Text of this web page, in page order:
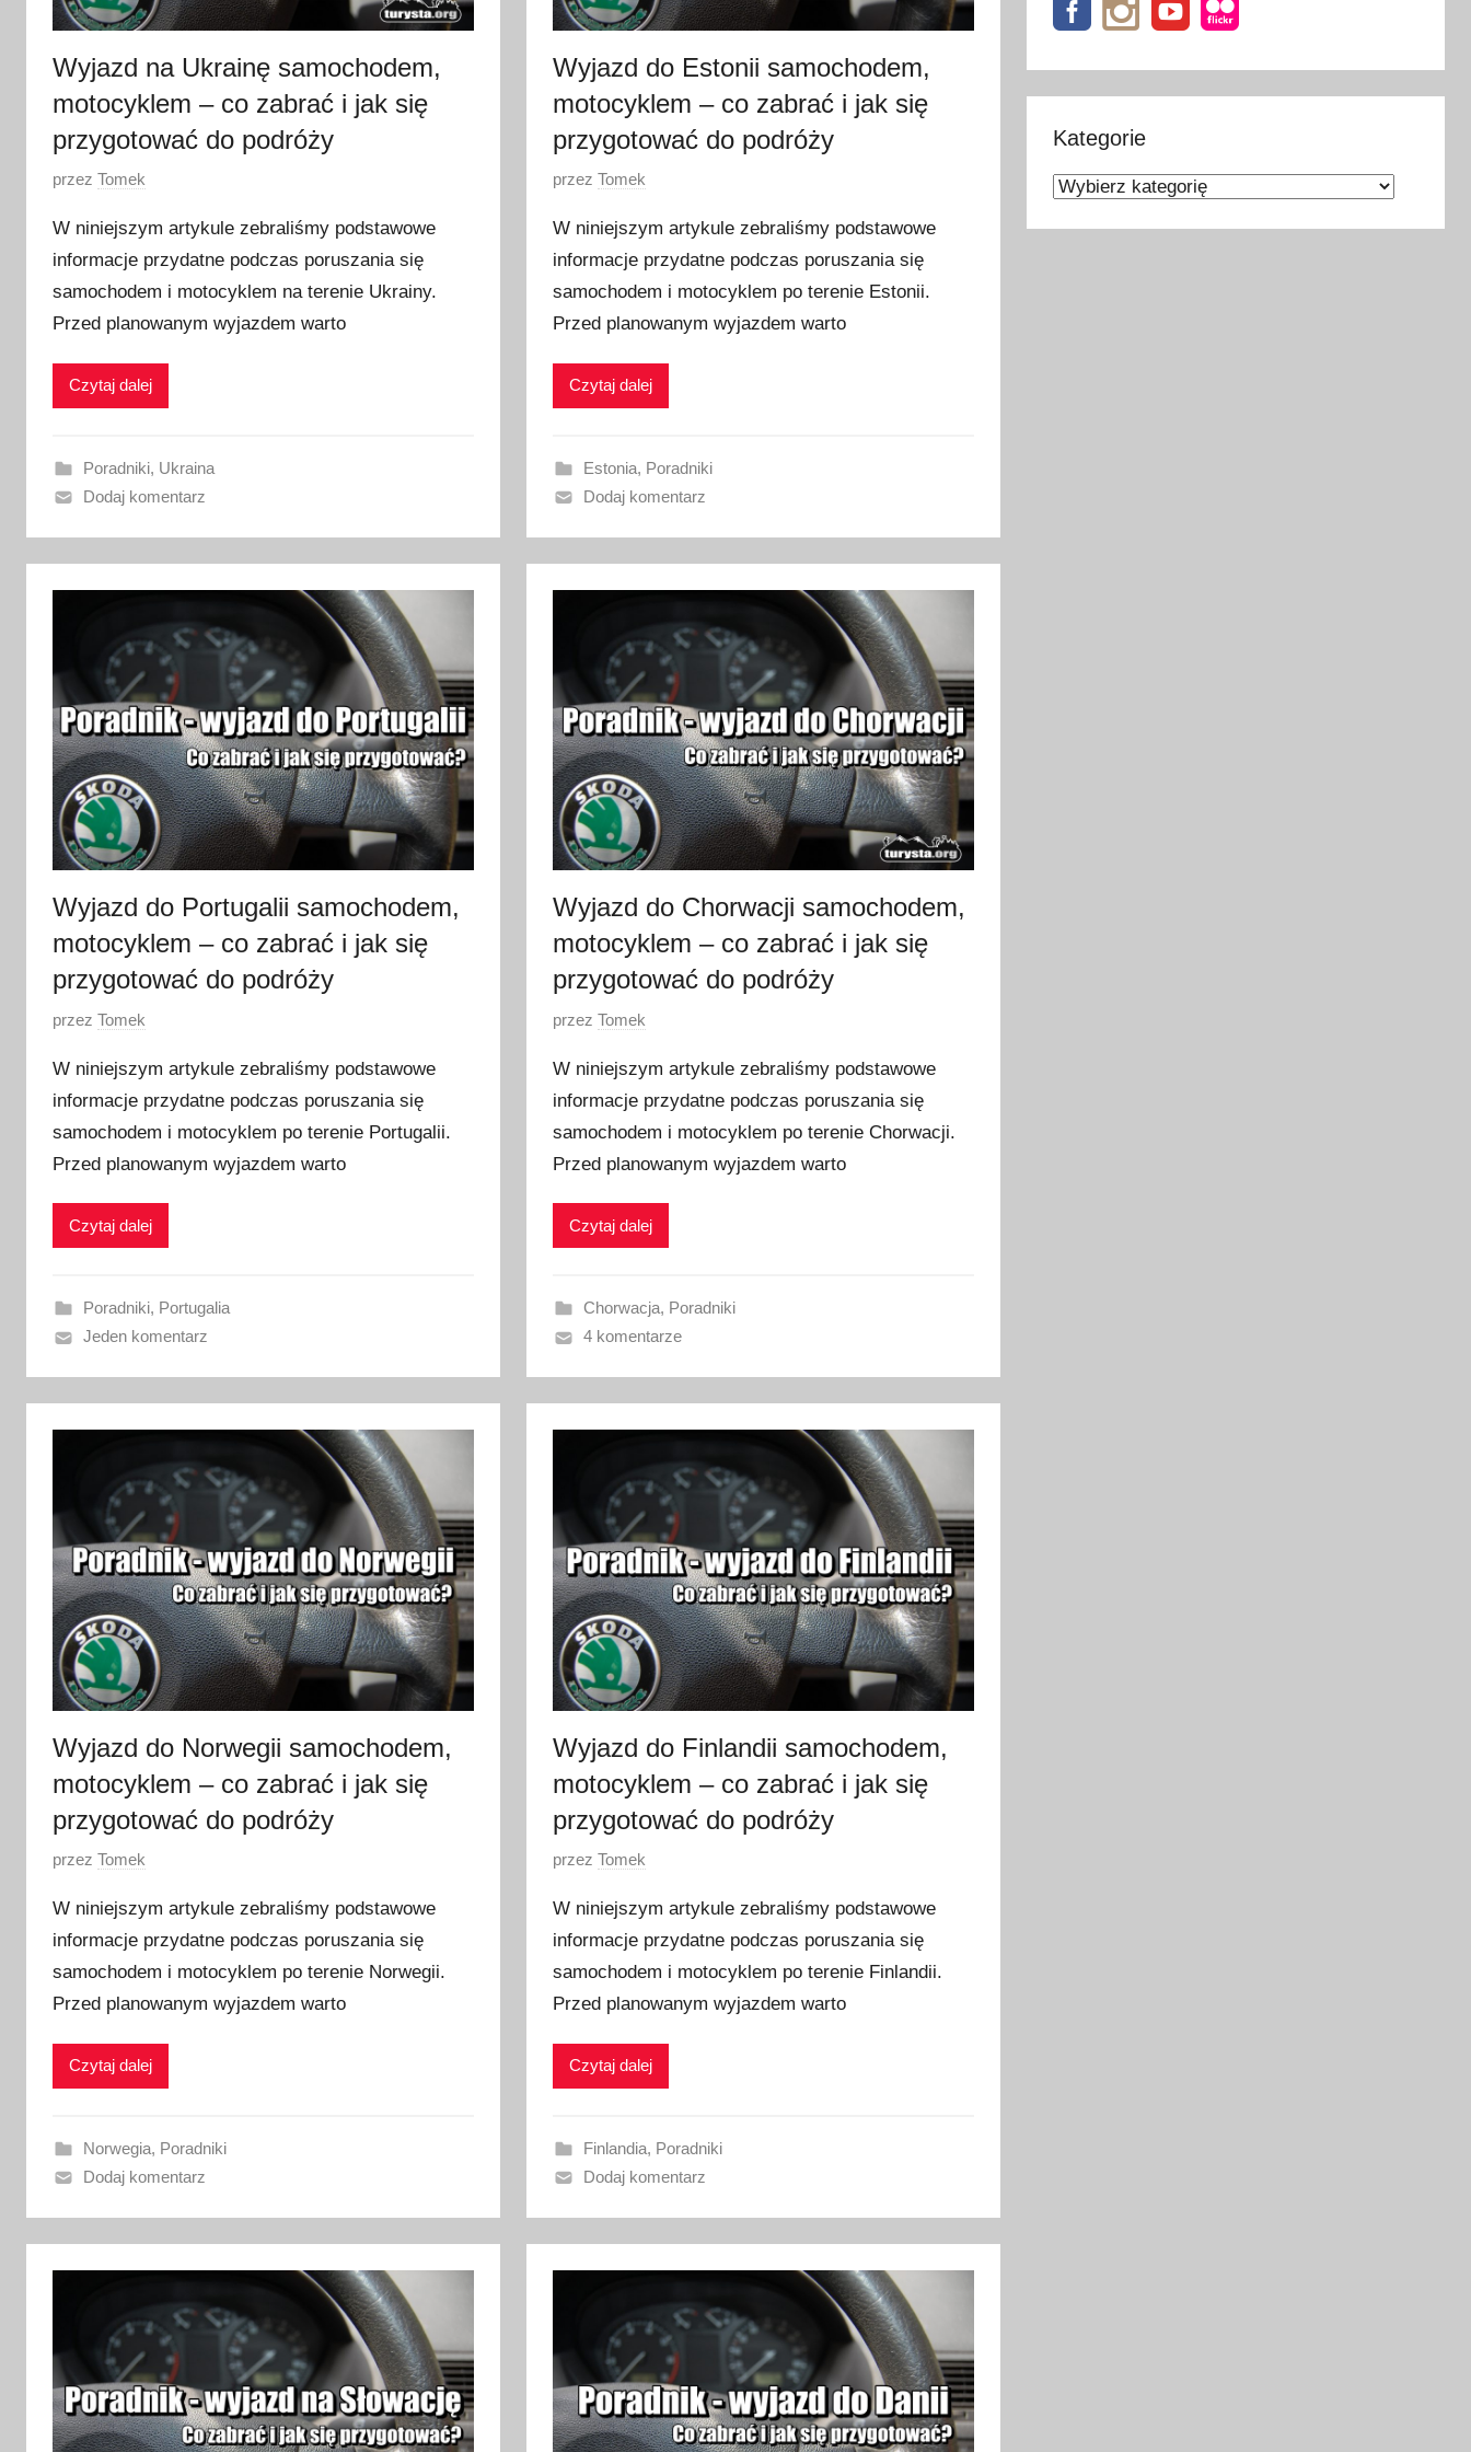
2
2
Wyjazd na Ukrainę samochodem,
motocyklem – co zabrać i jak się
przygotować do podróży
O
u
b
l
i
w
n
o
n
i
a
2
0
2
przez Tomek
W niniejszym artykule zebraliśmy podstawowe
informacje przydatne podczas poruszania się
samochodem i motocyklem na terenie Ukrainy.
Przed planowanym wyjazdem warto
Czytaj dalej
Poradniki, Ukraina
Dodaj komentarz
Wyjazd do Estonii samochodem,
motocyklem – co zabrać i jak się
przygotować do podróży
O
u
b
l
i
w
n
o
z
n
i
a
2
0
2
przezTomek
W niniejszym artykule zebraliśmy podstawowe
informacje przydatne podczas poruszania się
samochodem i motocyklem po terenie Estonii.
Przed planowanym wyjazdem warto
Czytaj dalej
Estonia, Poradniki
Dodaj komentarz
Wyjazd do Portugalii samochodem,
motocyklem – co zabrać i jak się
przygotować do podróży
O
u
b
l
i
w
n
o
n
i
a
2
0
2
przez Tomek
W niniejszym artykule zebraliśmy podstawowe
informacje przydatne podczas poruszania się
samochodem i motocyklem po terenie Portugalii.
Przed planowanym wyjazdem warto
Czytaj dalej
Poradniki, Portugalia
Jeden komentarz
Wyjazd do Chorwacji samochodem,
motocyklem – co zabrać i jak się
przygotować do podróży
O
u
b
l
i
w
n
o
z
n
i
a
2
0
2
przezTomek
W niniejszym artykule zebraliśmy podstawowe
informacje przydatne podczas poruszania się
samochodem i motocyklem po terenie Chorwacji.
Przed planowanym wyjazdem warto
Czytaj dalej
Chorwacja, Poradniki
4 komentarze
Wyjazd do Norwegii samochodem,
motocyklem – co zabrać i jak się
przygotować do podróży
O
u
b
l
i
w
n
o
n
i
przez Tomek
W niniejszym artykule zebraliśmy podstawowe
informacje przydatne podczas poruszania się
samochodem i motocyklem po terenie Norwegii.
Przed planowanym wyjazdem warto
Czytaj dalej
Norwegia, Poradniki
Dodaj komentarz
Wyjazd do Finlandii samochodem,
motocyklem – co zabrać i jak się
przygotować do podróży
O
u
b
l
i
w
n
o
z
n
i
przezTomek
W niniejszym artykule zebraliśmy podstawowe
informacje przydatne podczas poruszania się
samochodem i motocyklem po terenie Finlandii.
Przed planowanym wyjazdem warto
Czytaj dalej
Finlandia, Poradniki
Dodaj komentarz
Kategorie
Kategorie